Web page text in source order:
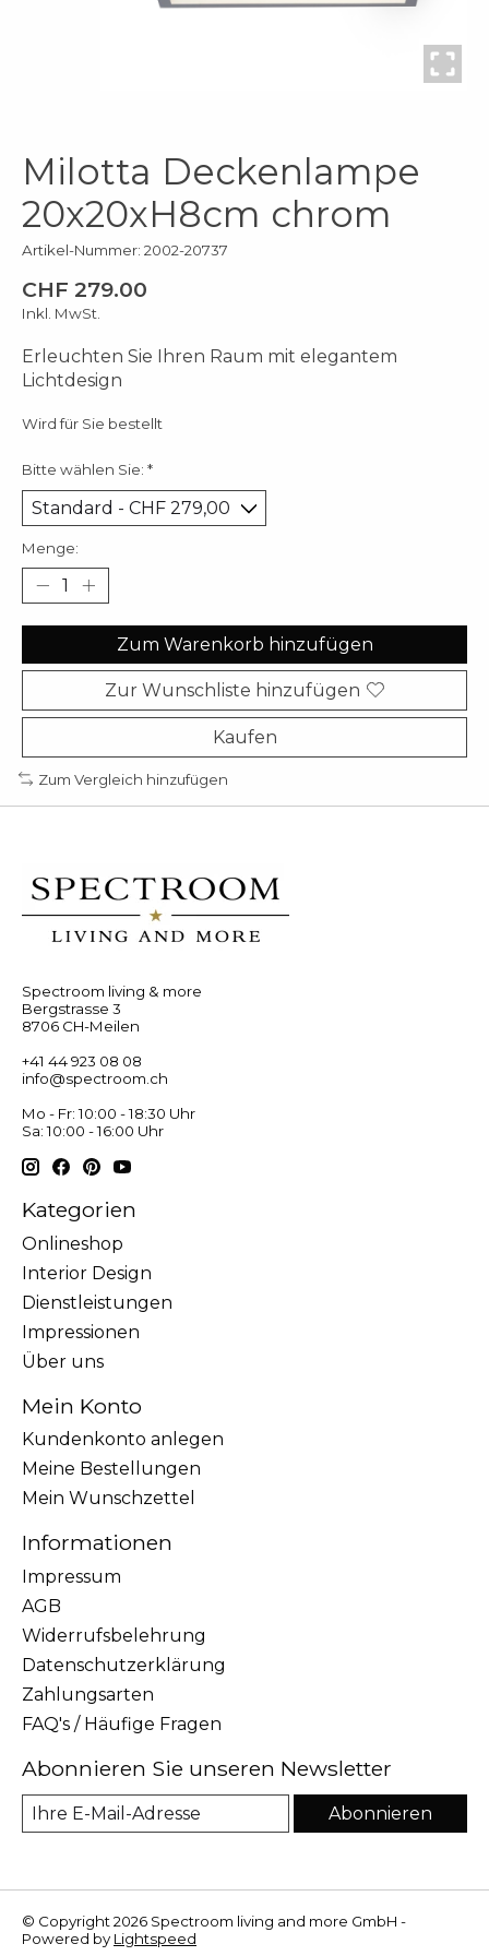
Milotta Deckenlampe
20x20xH8cm chrom
Artikel-Nummer: 2002-20737
CHF 279.00
Inkl. MwSt.
Erleuchten Sie Ihren Raum mit elegantem
Lichtdesign
Wird für Sie bestellt
Bitte wählen Sie: *
Menge:
Zum Warenkorb hinzufügen
Zur Wunschliste hinzufügen
Kaufen
Zum Vergleich hinzufügen
Spectroom living & more
Bergstrasse 3
8706 CH-Meilen
+41 44 923 08 08
info@spectroom.ch
Mo - Fr: 10:00 - 18:30 Uhr
Sa: 10:00 - 16:00 Uhr
Kategorien
Onlineshop
Interior Design
Dienstleistungen
Impressionen
Über uns
Mein Konto
Kundenkonto anlegen
Meine Bestellungen
Mein Wunschzettel
Informationen
Impressum
AGB
Widerrufsbelehrung
Datenschutzerklärung
Zahlungsarten
FAQ's / Häufige Fragen
Abonnieren Sie unseren Newsletter
Abonnieren
© Copyright 2026 Spectroom living and more GmbH -
Powered by Lightspeed